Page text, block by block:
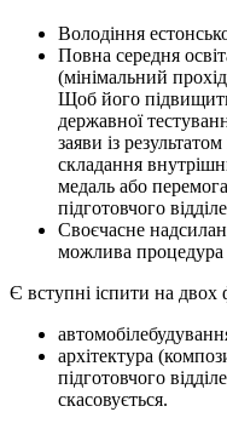
Володіння
Повна середня
(мінімальний
Щоб його
державної
заяви із
складання
медаль або
підготовчого
Своєчасне
можлива процедура
Є вступні іспити на двох
архітектура
підготовчого
скасовується.